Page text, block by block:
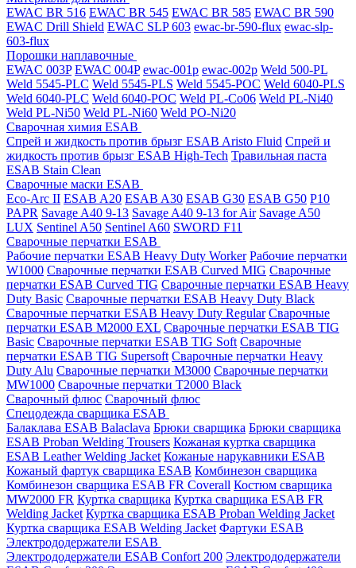
EWAC BR 516 EWAC BR 545 EWAC BR 585 EWAC BR 590
EWAC Drill Shield EWAC SLP 603 ewac-br-590-flux ewac-slp-
603-flux
Порошки наплавочные
EWAC 003P EWAC 004P ewac-001p ewac-002p Weld 500-PL
Weld 5545-PLC Weld 5545-PLS Weld 5545-POC Weld 6040-PLS
Weld 6040-PLС Weld 6040-POC Weld PL-Co06 Weld PL-Ni40
Weld PL-Ni50 Weld PL-Ni60 Weld PO-Ni20
Сварочная химия ESAB
Спрей и жидкость против брызг ESAB Aristo Fluid Спрей и
жидкость против брызг ESAB High-Tech Травильная паста
ESAB Stain Clean
Сварочные маски ESAB
Eco-Arc II ESAB A20 ESAB A30 ESAB G30 ESAB G50 P10
PAPR Savage A40 9-13 Savage A40 9-13 for Air Savage A50
LUX Sentinel A50 Sentinel A60 SWORD F11
Сварочные перчатки ESAB
Рабочие перчатки ESAB Heavy Duty Worker Рабочие перчатки
W1000 Сварочные перчатки ESAB Curved MIG Сварочные
перчатки ESAB Curved TIG Сварочные перчатки ESAB Heavy
Duty Basic Сварочные перчатки ESAB Heavy Duty Black
Сварочные перчатки ESAB Heavy Duty Regular Сварочные
перчатки ESAB M2000 EXL Сварочные перчатки ESAB TIG
Basic Сварочные перчатки ESAB TIG Soft Сварочные
перчатки ESAB TIG Supersoft Сварочные перчатки Heavy
Duty Alu Сварочные перчатки M3000 Сварочные перчатки
MW1000 Сварочные перчатки T2000 Black
Сварочный флюс Сварочный флюс
Спецодежда сварщика ESAB
Балаклава ESAB Balaclava Брюки сварщика Брюки сварщика
ESAB Proban Welding Trousers Кожаная куртка сварщика
ESAB Leather Welding Jacket Кожаные нарукавники ESAB
Кожаный фартук сварщика ESAB Комбинезон сварщика
Комбинезон сварщика ESAB FR Coverall Костюм сварщика
MW2000 FR Куртка сварщика Куртка сварщика ESAB FR
Welding Jacket Куртка сварщика ESAB Proban Welding Jacket
Куртка сварщика ESAB Welding Jacket Фартуки ESAB
Электрододержатели ESAB
Электрододержатели ESAB Confort 200 Электрододержатели